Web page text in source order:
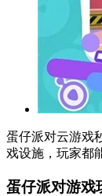
蛋仔派对云游戏
戏设施，玩家都
蛋仔派对游戏